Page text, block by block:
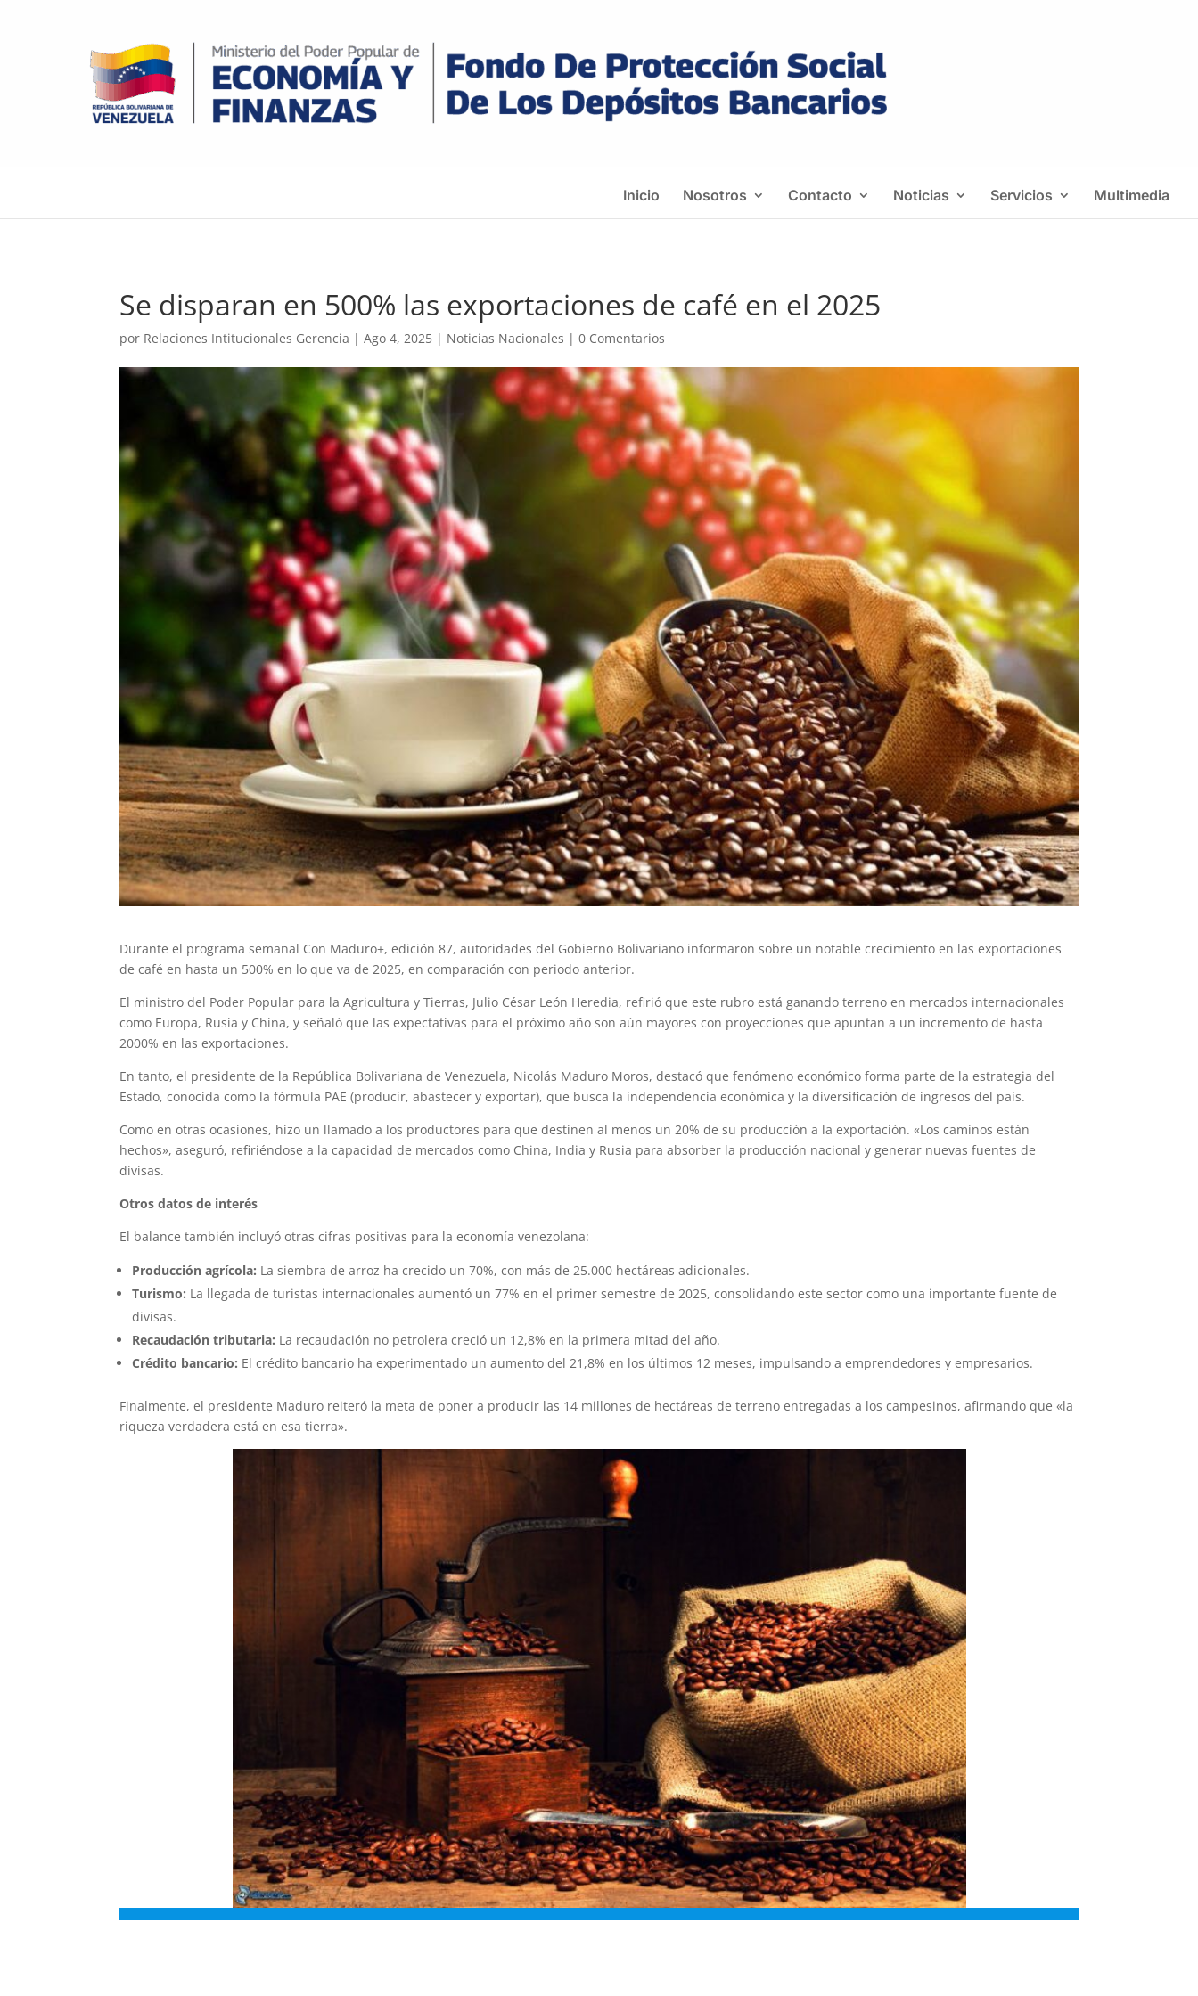
Inicio Nosotros Contacto Noticias Servicios Multimedia
Se disparan en 500% las exportaciones de café en el 2025
por Relaciones Intitucionales Gerencia |Ago 4, 2025 | Noticias Nacionales |0 Comentarios
Durante el programa semanal Con Maduro+, edición 87, autoridades del Gobierno Bolivariano informaron sobre un notable crecimiento en las exportaciones
de café en hasta un 500% en lo que va de 2025, en comparación con periodo anterior.
El ministro del Poder Popular para la Agricultura y Tierras, Julio César León Heredia, refirió que este rubro está ganando terreno en mercados internacionales
como Europa, Rusia y China, y señaló que las expectativas para el próximo año son aún mayores con proyecciones que apuntan a un incremento de hasta
2000% en las exportaciones.
En tanto, el presidente de la República Bolivariana de Venezuela, Nicolás Maduro Moros, destacó que fenómeno económico forma parte de la estrategia del
Estado, conocida como la fórmula PAE (producir, abastecer y exportar), que busca la independencia económica y la diversificación de ingresos del país.
Como en otras ocasiones, hizo un llamado a los productores para que destinen al menos un 20% de su producción a la exportación. «Los caminos están
hechos», aseguró, refiriéndose a la capacidad de mercados como China, India y Rusia para absorber la producción nacional y generar nuevas fuentes de
divisas.
Otros datos de interés
El balance también incluyó otras cifras positivas para la economía venezolana:
Producción agrícola: La siembra de arroz ha crecido un 70%, con más de 25.000 hectáreas adicionales.
Turismo: La llegada de turistas internacionales aumentó un 77% en el primer semestre de 2025, consolidando este sector como una importante fuente de
divisas.
Recaudación tributaria: La recaudación no petrolera creció un 12,8% en la primera mitad del año.
Crédito bancario: El crédito bancario ha experimentado un aumento del 21,8% en los últimos 12 meses, impulsando a emprendedores y empresarios.
Finalmente, el presidente Maduro reiteró la meta de poner a producir las 14 millones de hectáreas de terreno entregadas a los campesinos, afirmando que «la
riqueza verdadera está en esa tierra».